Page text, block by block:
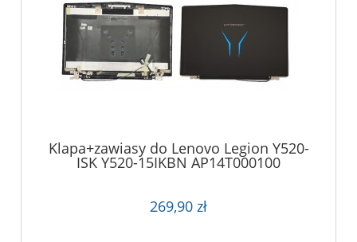
Klapa+zawiasy do Lenovo Legion Y520-
ISK Y520-15IKBN AP14T000100
269,90 zł